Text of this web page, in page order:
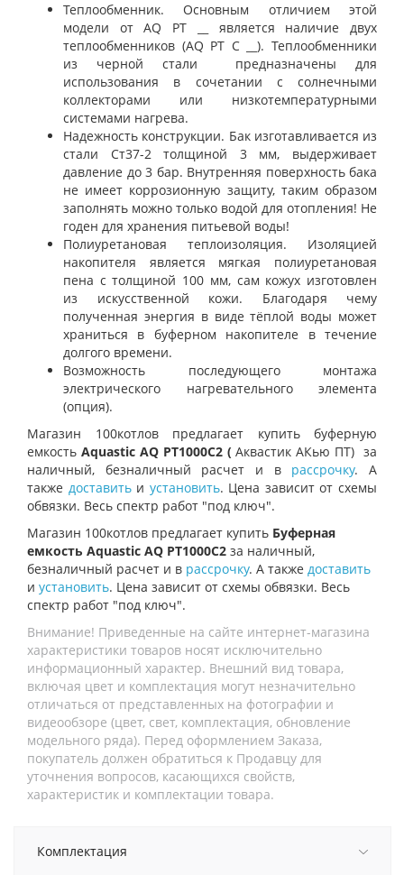
Теплообменник. Основным отличием этой
модели от AQ PT __ является наличие двух
теплообменников (AQ PT C __). Теплообменники
из черной стали предназначены для
использования в сочетании с солнечными
коллекторами или низкотемпературными
системами нагрева.
Надежность конструкции. Бак изготавливается из
стали Ст37-2 толщиной 3 мм, выдерживает
давление до 3 бар. Внутренняя поверхность бака
не имеет коррозионную защиту, таким образом
заполнять можно только водой для отопления! Не
годен для хранения питьевой воды!
Полиуретановая теплоизоляция. Изоляцией
накопителя является мягкая полиуретановая
пена с толщиной 100 мм, сам кожух изготовлен
из искусственной кожи. Благодаря чему
полученная энергия в виде тёплой воды может
храниться в буферном накопителе в течение
долгого времени.
Возможность последующего монтажа
электрического нагревательного элемента
(опция).
Магазин 100котлов предлагает купить буферную
емкость Aquastic AQ PT1000С2 ( Аквастик АКью ПТ) за
наличный, безналичный расчет и врассрочку. А
также доставить и установить. Цена зависит от схемы
обвязки. Весь спектр работ "под ключ".
Магазин 100котлов предлагает купить Буферная
емкость Aquastic AQ PT1000C2 за наличный,
безналичный расчет и в рассрочку. А также доставить
и установить. Цена зависит от схемы обвязки. Весь
спектр работ "под ключ".
Внимание! Приведенные на сайте интернет-магазина
характеристики товаров носят исключительно
информационный характер. Внешний вид товара,
включая цвет и комплектация могут незначительно
отличаться от представленных на фотографии и
видеообзоре (цвет, свет, комплектация, обновление
модельного ряда). Перед оформлением Заказа,
покупатель должен обратиться к Продавцу для
уточнения вопросов, касающихся свойств,
характеристик и комплектации товара.
Комплектация